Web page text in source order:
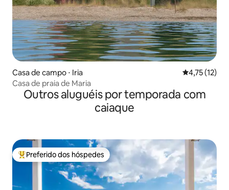
Casa de campo ⋅ Iria 4,75 de uma
4,75 (12)
Casa de praia de Μaria
Outros aluguéis por temporada com
caiaque
Entre os melhores preferidos dos hóspedes
Preferido dos hóspedes